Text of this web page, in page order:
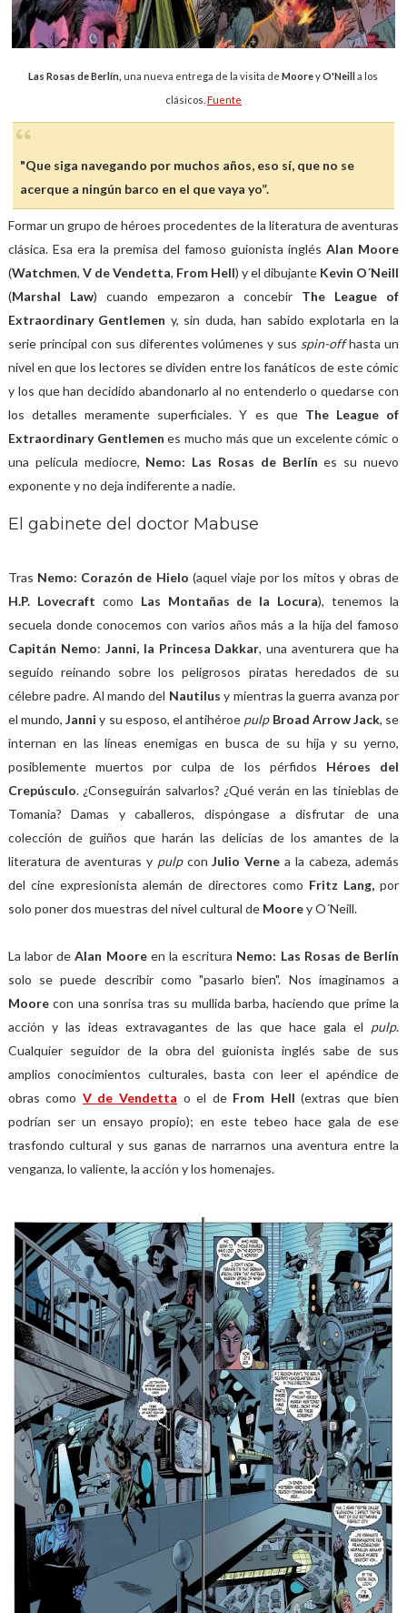
Las Rosas de Berlín, una nueva entrega de la visita deMooreyO'Neilla los
clásicos. Fuente
"Que siga navegando por muchos años, eso sí, que no se
acerque a ningún barco en el que vaya yo”.
Formar un grupo de héroes procedentes de la literatura de aventuras
clásica. Esa era la premisa del famoso guionista inglés Alan Moore
(Watchmen, V de Vendetta, From Hell) y el dibujante Kevin O´Neill
(Marshal Law) cuando empezaron a concebir The League of
Extraordinary Gentlemen y, sin duda, han sabido explotarla en la
serie principal con sus diferentes volúmenes y sus spin-offhasta un
nivel en que los lectores se dividen entre los fanáticos de este cómic
y los que han decidido abandonarlo al no entenderlo o quedarse con
los detalles meramente superficiales. Y es que The League of
Extraordinary Gentlemen es mucho más que un excelente cómic o
una película mediocre, Nemo: Las Rosas de Berlínes su nuevo
exponente y no deja indiferente a nadie.
El gabinete del doctor Mabuse
Tras Nemo: Corazón de Hielo (aquel viaje por los mitos y obras de
H.P. Lovecraft como Las Montañas de la Locura), tenemos la
secuela donde conocemos con varios años más a la hija del famoso
Capitán Nemo: Janni, la Princesa Dakkar, una aventurera que ha
seguido reinando sobre los peligrosos piratas heredados de su
célebre padre. Al mando del Nautilus y mientras la guerra avanza por
el mundo,Janni y su esposo, el antihéroe pulp Broad Arrow Jack, se
internan en las líneas enemigas en busca de su hija y su yerno,
posiblemente muertos por culpa de los pérfidos Héroes del
Crepúsculo. ¿Conseguirán salvarlos? ¿Qué verán en las tinieblas de
Tomania? Damas y caballeros, dispóngase a disfrutar de una
colección de guiños que harán las delicias de los amantes de la
literatura de aventuras y pulpconJulio Vernea la cabeza, además
del cine expresionista alemán de directores como Fritz Lang,por
solo poner dos muestras del nivel cultural de Moorey O´Neill.
La labor deAlan Mooreen la escritura Nemo: Las Rosas de Berlín
solo se puede describir como "pasarlo bien". Nos imaginamos a
Moorecon una sonrisa tras su mullida barba, haciendo que prime la
acción y las ideas extravagantes de las que hace gala el pulp.
Cualquier seguidor de la obra del guionista inglés sabe de sus
amplios conocimientos culturales, basta con leer el apéndice de
obras como V de Vendetta o el de From Hell (extras que bien
podrían ser un ensayo propio); en este tebeo hace gala de ese
trasfondo cultural y sus ganas de narrarnos una aventura entre la
venganza, lo valiente, la acción y los homenajes.